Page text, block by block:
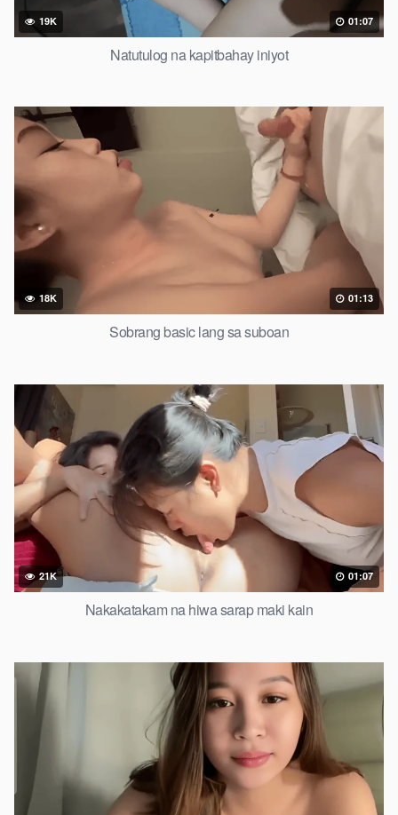
19K 01:07
Natutulog na kapitbahay iniyot
18K 01:13
Sobrang basic lang sa suboan
21K 01:07
Nakakatakam na hiwa sarap maki kain